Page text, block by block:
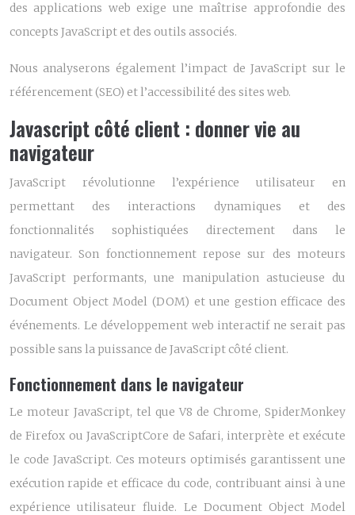
des applications web exige une maîtrise approfondie des
concepts JavaScript et des outils associés.
Nous analyserons également l’impact de JavaScript sur le
référencement (SEO) et l’accessibilité des sites web.
Javascript côté client : donner vie au
navigateur
JavaScript révolutionne l’expérience utilisateur en
permettant des interactions dynamiques et des
fonctionnalités sophistiquées directement dans le
navigateur. Son fonctionnement repose sur des moteurs
JavaScript performants, une manipulation astucieuse du
Document Object Model (DOM) et une gestion efficace des
événements. Le développement web interactif ne serait pas
possible sans la puissance de JavaScript côté client.
Fonctionnement dans le navigateur
Le moteur JavaScript, tel que V8 de Chrome, SpiderMonkey
de Firefox ou JavaScriptCore de Safari, interprète et exécute
le code JavaScript. Ces moteurs optimisés garantissent une
exécution rapide et efficace du code, contribuant ainsi à une
expérience utilisateur fluide. Le Document Object Model